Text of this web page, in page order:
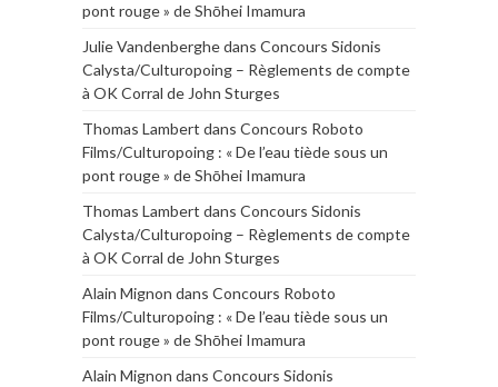
pont rouge » de Shōhei Imamura
Julie Vandenberghedans Concours Sidonis
Calysta/Culturopoing – Règlements de compte
à OK Corral de John Sturges
Thomas Lambert dans Concours Roboto
Films/Culturopoing : « De l’eau tiède sous un
pont rouge » de Shōhei Imamura
Thomas Lambert dans Concours Sidonis
Calysta/Culturopoing – Règlements de compte
à OK Corral de John Sturges
Alain Mignon dans Concours Roboto
Films/Culturopoing : « De l’eau tiède sous un
pont rouge » de Shōhei Imamura
Alain Mignon dans Concours Sidonis